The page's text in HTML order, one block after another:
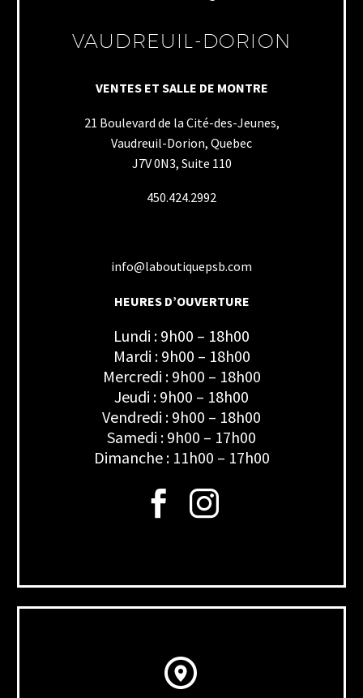
VAUDREUIL-DORION
VENTES ET SALLE DE MONTRE
21 Boulevard de la Cité-des-Jeunes,
Vaudreuil-Dorion, Quebec
J7V 0N3, Suite 110
450.424.2992
info@laboutiquepsb.com
HEURES D’OUVERTURE
Lundi : 9h00 – 18h00
Mardi : 9h00 – 18h00
Mercredi : 9h00 – 18h00
Jeudi : 9h00 – 18h00
Vendredi : 9h00 – 18h00
Samedi : 9h00 – 17h00
Dimanche : 11h00 – 17h00

